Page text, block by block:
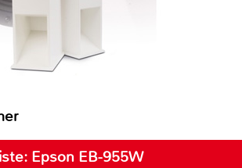
Epson EB-955W